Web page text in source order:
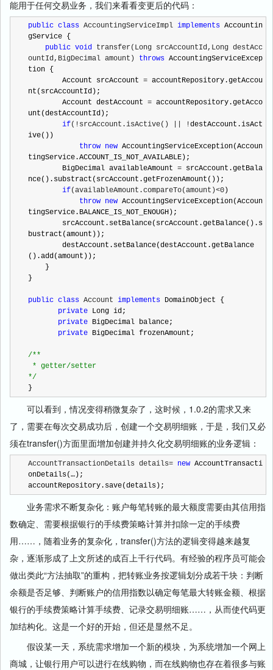
能用于任何交易业务，我们来看看变更后的代码：
public class AccountingServiceImpl implements Accountin
gService {
public void transfer(Long srcAccountId,Long destAcc
ountId,BigDecimal amount) throws AccountingServiceExcep
tion {
        Account srcAccount
= accountRepository.getAccou
nt(srcAccountId);
        Account destAccount
= accountRepository.getAcco
unt(destAccountId);
if(!srcAccount.isActive() || !destAccount.isAct
ive())
throw new AccountingServiceException(Accoun
tingService.ACCOUNT_IS_NOT_AVAILABLE);
        BigDecimal availableAmount
= srcAccount.getBala
nce().substract(srcAccount.getFrozenAmount());
if(availableAmount.compareTo(amount)<0 )
throw new AccountingServiceException(Accoun
tingService.BALANCE_IS_NOT_ENOUGH);
bustract(amount));
().add(amount));
}
public class Account implements DomainObject {
private Long id;
private BigDecimal balance;
private BigDecimal frozenAmount;
/**
*/
}
可以看到，情况变得稍微复杂了，这时候，1.0.2的需求又来
了，需要在每次交易成功后，创建一个交易明细账，于是，我们又必
须在transfer()方面里面增加创建并持久化交易明细账的业务逻辑：
AccountTransactionDetails details= new AccountTransacti
onDetails(…);
accountRepository.save(details);
业务需求不断复杂化：账户每笔转账的最大额度需要由其信用指
数确定、需要根据银行的手续费策略计算并扣除一定的手续费
用……，随着业务的复杂化，transfer()方法的逻辑变得越来越复
杂，逐渐形成了上文所述的成百上千行代码。有经验的程序员可能会
做出类此“方法抽取”的重构，把转账业务按逻辑划分成若干块：判断
余额是否足够、判断账户的信用指数以确定每笔最大转账金额、根据
银行的手续费策略计算手续费、记录交易明细账……，从而使代码更
加结构化。这是一个好的开始，但还是显然不足。
假设某一天，系统需求增加一个新的模块，为系统增加一个网上
商城，让银行用户可以进行在线购物，而在线购物也存在着很多与账